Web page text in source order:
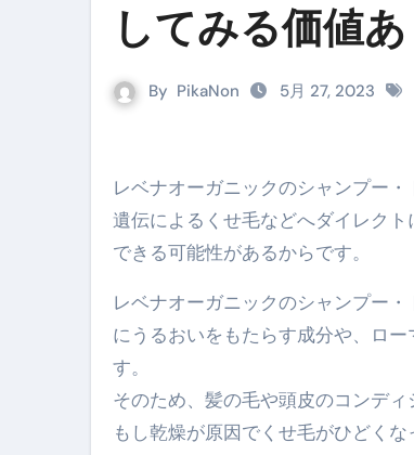
山梨県震度6弱と富
【輸入消費税】輸入
アフィリエイト【稼
弁護士が教える「投
してみる価値あ
By PikaNon 5月 27, 2023
レベナオーガニックのシャンプー
遺伝によるくせ毛などへダイレク
できる可能性があるからです。
レベナオーガニックのシャンプー
にうるおいをもたらす成分や、ロ
す。
そのため、髪の毛や頭皮のコンデ
もし乾燥が原因でくせ毛がひどく